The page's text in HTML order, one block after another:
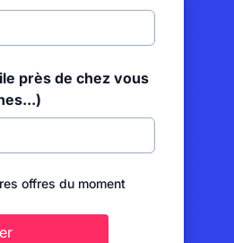
près de chez vous
offres du moment